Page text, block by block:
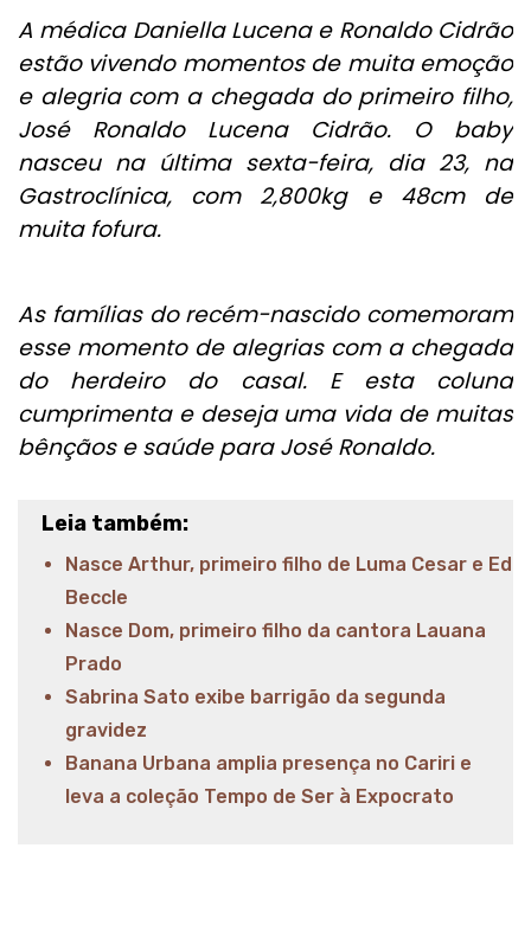
A médica Daniella Lucena e Ronaldo Cidrão
estão vivendo momentos de muita emoção
e alegria com a chegada do primeiro filho,
José Ronaldo Lucena Cidrão. O baby
nasceu na última sexta-feira, dia 23, na
Gastroclínica, com 2,800kg e 48cm de
muita fofura.
As famílias do recém-nascido comemoram
esse momento de alegrias com a chegada
do herdeiro do casal. E esta coluna
cumprimenta e deseja uma vida de muitas
bênçãos e saúde para José Ronaldo.
Leia também:
Nasce Arthur, primeiro filho de Luma Cesar e Ed
Beccle
Nasce Dom, primeiro filho da cantora Lauana
Prado
Sabrina Sato exibe barrigão da segunda
gravidez
Banana Urbana amplia presença no Cariri e
leva a coleção Tempo de Ser à Expocrato